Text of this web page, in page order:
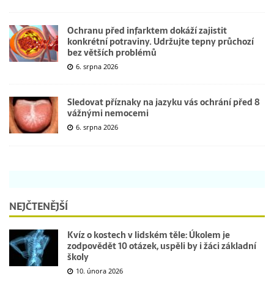
Ochranu před infarktem dokáží zajistit
konkrétní potraviny. Udržujte tepny průchozí
bez větších problémů
6. srpna 2026
Sledovat příznaky na jazyku vás ochrání před 8
vážnými nemocemi
6. srpna 2026
NEJČTENĚJŠÍ
Kvíz o kostech v lidském těle: Úkolem je
zodpovědět 10 otázek, uspěli by i žáci základní
školy
10. února 2026